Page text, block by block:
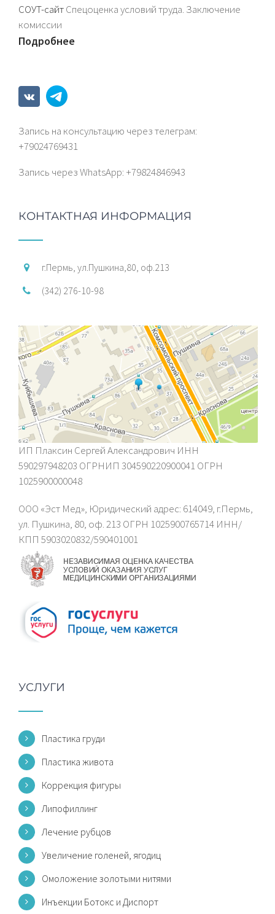
СОУТ-сайтСпецоценка условий труда. Заключение
комиссии
Подробнее
Запись на консультацию через телеграм:
+79024769431
Запись через WhatsАрp: +79824846943
КОНТАКТНАЯ ИНФОРМАЦИЯ
г.Пермь, ул.Пушкина,80, оф.213
(342) 276-10-98
ИП Плаксин Сергей Александрович ИНН
590297948203 ОГРНИП 304590220900041 ОГРН
1025900000048
ООО «Эст Мед», Юридический адрес: 614049, г.Пермь,
ул. Пушкина, 80, оф. 213 ОГРН 1025900765714 ИНН/
КПП 5903020832/590401001
УСЛУГИ
Пластика груди
Пластика живота
Коррекция фигуры
Липофиллинг
Лечение рубцов
Увеличение голеней, ягодиц
Омоложение золотыми нитями
Инъекции Ботокс и Диспорт